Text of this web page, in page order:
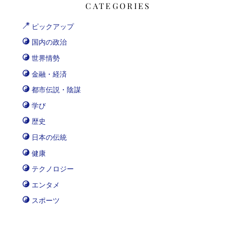
CATEGORIES
ピックアップ
国内の政治
世界情勢
金融・経済
都市伝説・陰謀
学び
歴史
日本の伝統
健康
テクノロジー
エンタメ
スポーツ